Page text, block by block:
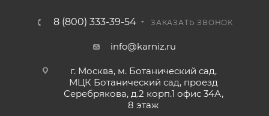
8 (800) 333-39-54 ЗАКАЗАТЬ ЗВОНОК
info@karniz.ru
г. Москва, м. Ботанический сад,
МЦК Ботанический сад, проезд
Серебрякова, д.2 корп.1 офис 34А,
8 этаж